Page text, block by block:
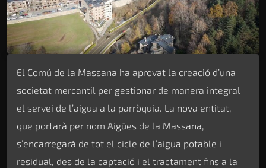
El Comú de la Massana ha aprovat la creació d’una
societat mercantil per gestionar de manera integral
el servei de l’aigua a la parròquia. La nova entitat,
que portarà per nom Aigües de la Massana,
s’encarregarà de tot el cicle de l’aigua potable i
residual, des de la captació i el tractament fins a la